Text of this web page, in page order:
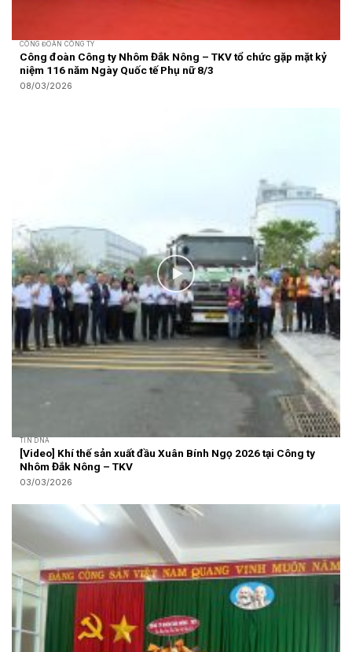
CÔNG ĐOÀN CÔNG TY
Công đoàn Công ty Nhôm Đắk Nông – TKV tổ chức gặp mặt kỷ
niệm 116 năm Ngày Quốc tế Phụ nữ 8/3
08/03/2026
TIN DNA
[Video] Khí thế sản xuất đầu Xuân Bính Ngọ 2026 tại Công ty
Nhôm Đắk Nông – TKV
03/03/2026